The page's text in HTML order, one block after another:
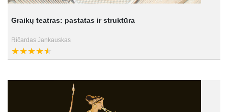
Graikų teatras: pastatas ir struktūra
Ričardas Jankauskas